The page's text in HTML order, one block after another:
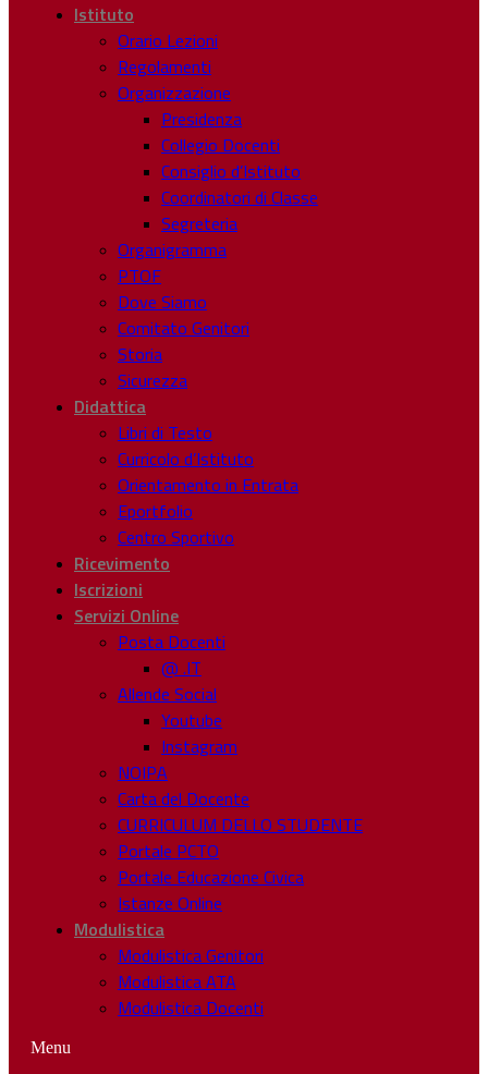
Istituto
Orario Lezioni
Regolamenti
Organizzazione
Presidenza
Collegio Docenti
Consiglio d’Istituto
Coordinatori di Classe
Segreteria
Organigramma
PTOF
Dove Siamo
Comitato Genitori
Storia
Sicurezza
Didattica
Libri di Testo
Curricolo d’Istituto
Orientamento in Entrata
Eportfolio
Centro Sportivo
Ricevimento
Iscrizioni
Servizi Online
Posta Docenti
@ .IT
Allende Social
Youtube
Instagram
NOIPA
Carta del Docente
CURRICULUM DELLO STUDENTE
Portale PCTO
Portale Educazione Civica
Istanze Online
Modulistica
Modulistica Genitori
Modulistica ATA
Modulistica Docenti
Menu